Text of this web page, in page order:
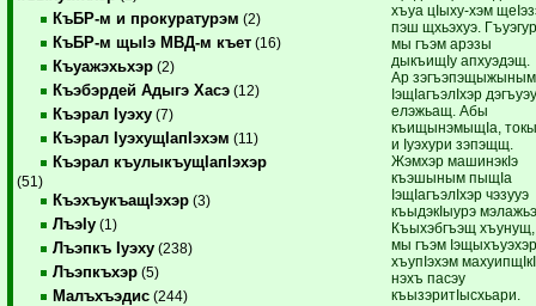
КъБР-м и прокуратурэм (2)
КъБР-м щыIэ МВД-м къет (16)
Къуажэхьхэр (2)
Къэбэрдей Адыгэ Хасэ (12)
Къэрал Iуэху (7)
Къэрал IуэхущIапIэхэм (11)
Къэрал къулыкъущIапIэхэр
(51)
КъэхъукъащIэхэр (3)
ЛъэIу (1)
Лъэпкъ Iуэху (238)
Лъэпкъхэр (5)
Малъхъэдис (244)
хъуа цIыху-хэм
пэш щхьэхуэ.
мы гъэм арэзы
дыкъищIу апхуэдэщ.
Ар зэгъэпэщыжыным
IэщIагъэлIхэр
елэжьащ. Абы
къищынэмыщIа,
и Iуэхури зэпэщщ.
Жэмхэр машинэкIэ
къэшыным пыщIа
IэщIагъэлIхэр чэзууэ
къыдэкIыурэ
Къыхэбгъэщ хъунущ,
мы гъэм
хъупIэхэм
нэхъ пасэу
къызэритIысхьари.